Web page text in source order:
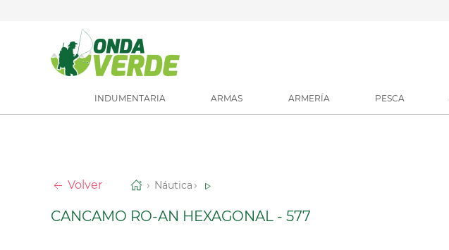
INDUMENTARIA ARMAS ARMERÍA PESCA
Volver Náutica
CANCAMO RO-AN HEXAGONAL - 577